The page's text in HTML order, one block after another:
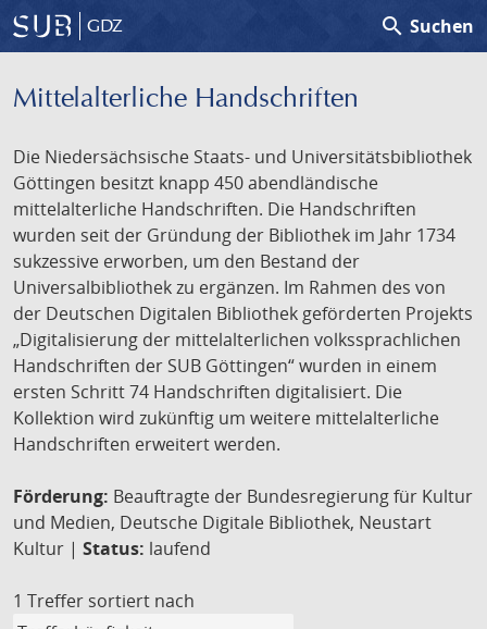
GDZ search Suchen
Mittelalterliche Handschriften
Die Niedersächsische Staats- und Universitätsbibliothek
Göttingen besitzt knapp 450 abendländische
mittelalterliche Handschriften. Die Handschriften
wurden seit der Gründung der Bibliothek im Jahr 1734
sukzessive erworben, um den Bestand der
Universalbibliothek zu ergänzen. Im Rahmen des von
der Deutschen Digitalen Bibliothek geförderten Projekts
„Digitalisierung der mittelalterlichen volkssprachlichen
Handschriften der SUB Göttingen“ wurden in einem
ersten Schritt 74 Handschriften digitalisiert. Die
Kollektion wird zukünftig um weitere mittelalterliche
Handschriften erweitert werden.
Förderung: Beauftragte der Bundesregierung für Kultur
und Medien, Deutsche Digitale Bibliothek, Neustart
Kultur | Status: laufend
1 Treffer sortiert nach